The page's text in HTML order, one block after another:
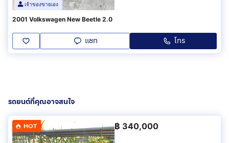
เจ้าของขายเอง
2001 Volkswagen New Beetle 2.0
แชท โทร
รถยนต์ที่คุณอาจสนใจ
HOT ฿ 340,000